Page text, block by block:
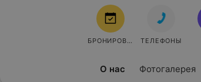
О нас Фотогалерея
БРОНИРОВАТЬ ТЕЛЕФОНЫ